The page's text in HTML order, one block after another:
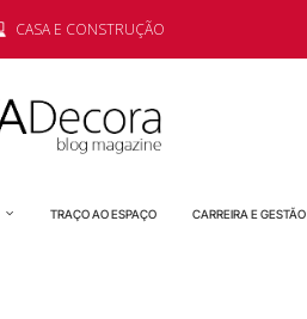
CASA E CONSTRUÇÃO
TRAÇO AO ESPAÇO CARREIRA E GESTÃO